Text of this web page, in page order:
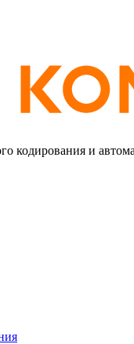
кодирования и